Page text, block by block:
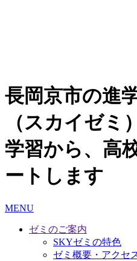
長岡京市の進
（スカイゼミ
学習から、高
ートします
MENU
ゼミのご案内
SKYゼミの特色
ゼミ概要・アクセ